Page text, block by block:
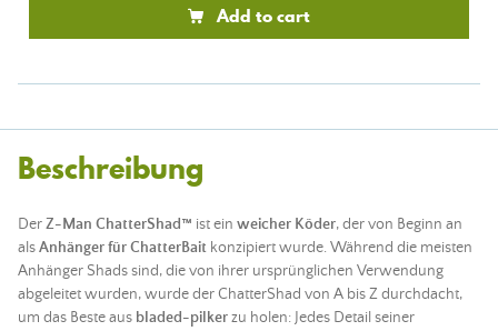
Add to cart
Beschreibung
DerZ-Man ChatterShad™ ist ein weicher Köder, der von Beginn an
alsAnhänger für ChatterBait konzipiert wurde. Während die meisten
Anhänger Shads sind, die von ihrer ursprünglichen Verwendung
abgeleitet wurden, wurde der ChatterShad von A bis Z durchdacht,
um das Beste aus bladed-pilkerzu holen: Jedes Detail seiner